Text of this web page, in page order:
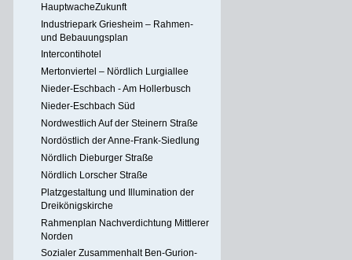
HauptwacheZukunft
Industriepark Griesheim – Rahmen-
und Bebauungsplan
Intercontihotel
Mertonviertel – Nördlich Lurgiallee
Nieder-Eschbach - Am Hollerbusch
Nieder-Eschbach Süd
Nordwestlich Auf der Steinern Straße
Nordöstlich der Anne-Frank-Siedlung
Nördlich Dieburger Straße
Nördlich Lorscher Straße
Platzgestaltung und Illumination der
Dreikönigskirche
Rahmenplan Nachverdichtung Mittlerer
Norden
Sozialer Zusammenhalt Ben-Gurion-